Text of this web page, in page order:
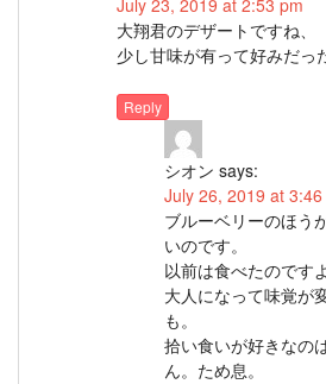
大翔君のデザートですね、
少し甘味が有って好みだっ
Reply
シオン says:
July 26, 2019 at 3:46
ブルーベリーのほう
いのです。
以前は食べたのです
大人になって味覚が
も。
拾い食いが好きなの
ん。ため息。